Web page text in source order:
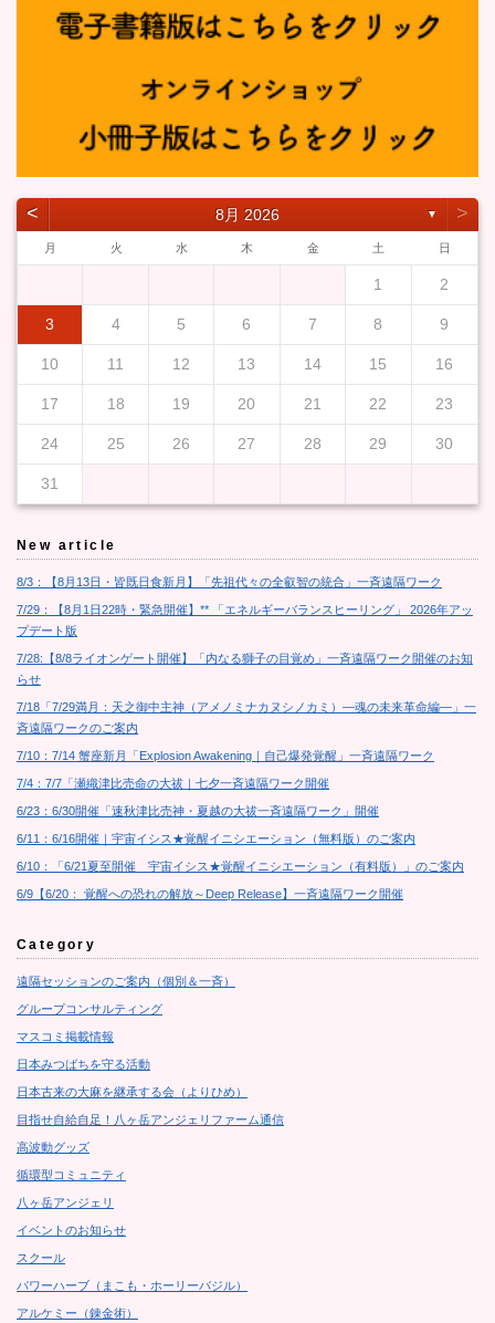
˂ 8月 2026 ▼ ˃
月 火 水 木 金 土 日
1 2
3 4 5 6 7 8 9
10 11 12 13 14 15 16
17 18 19 20 21 22 23
24 25 26 27 28 29 30
31
New article
8/3：【8月13日・皆既日食新月】「先祖代々の全叡智の統合」一斉遠隔ワーク
7/29：【8月1日22時・緊急開催】** 「エネルギーバランスヒーリング」 2026年アッ
プデート版
7/28:【8/8ライオンゲート開催】「内なる獅子の目覚め」一斉遠隔ワーク開催のお知
らせ
7/18「7/29満月：天之御中主神（アメノミナカヌシノカミ）―魂の未来革命編―」一
斉遠隔ワークのご案内
7/10：7/14 蟹座新月「Explosion Awakening｜自己爆発覚醒」一斉遠隔ワーク
7/4：7/7「瀬織津比売命の大祓｜七夕一斉遠隔ワーク開催
6/23：6/30開催「速秋津比売神・夏越の大祓一斉遠隔ワーク」開催
6/11：6/16開催｜宇宙イシス★覚醒イニシエーション（無料版）のご案内
6/10：「6/21夏至開催 宇宙イシス★覚醒イニシエーション（有料版）」のご案内
6/9【6/20： 覚醒への恐れの解放～Deep Release】一斉遠隔ワーク開催
Category
遠隔セッションのご案内（個別＆一斉）
グループコンサルティング
マスコミ掲載情報
日本みつばちを守る活動
日本古来の大麻を継承する会（よりひめ）
目指せ自給自足！八ヶ岳アンジェリファーム通信
高波動グッズ
循環型コミュニティ
八ヶ岳アンジェリ
イベントのお知らせ
スクール
パワーハーブ（まこも・ホーリーバジル）
アルケミー（錬金術）